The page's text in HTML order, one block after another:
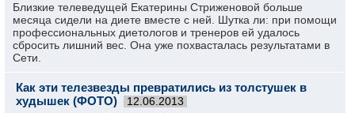
Близкие телеведущей Екатерины Стриженовой больше
месяца сидели на диете вместе с ней. Шутка ли: при помощи
профессиональных диетологов и тренеров ей удалось
сбросить лишний вес. Она уже похвасталась результатами в
Сети.
Как эти телезвезды превратились из толстушек в
худышек (ФОТО)
12.06.2013